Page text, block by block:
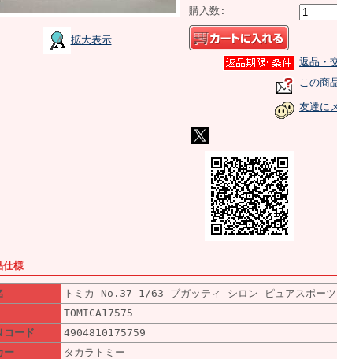
拡大表示
購入数:
返品・
この商
友達に
様
トミカ No.37 1/63 ブガッティ シロン ピュアスポー
TOMICA17575
コード
4904810175759
ー
タカラトミー